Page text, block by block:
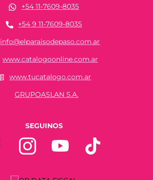
+54 11-7609-8035
+54 9 11-7609-8035
info@elparaisodepaso.com.ar
www.catalogoonline.com.ar
www.tucatalogo.com.ar
GRUPOASLAN S.A.
SEGUINOS